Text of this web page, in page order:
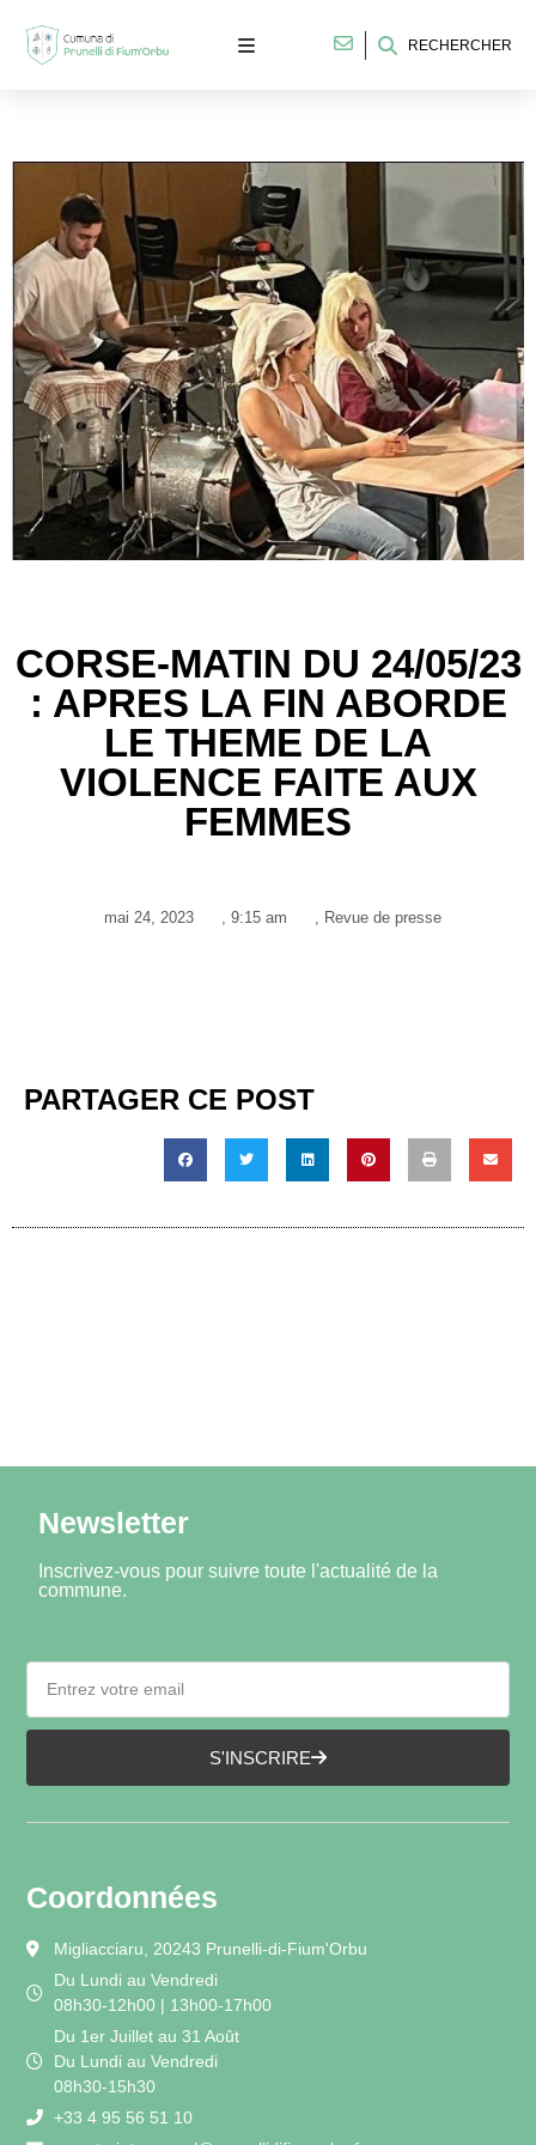
RECHERCHER
CORSE-MATIN DU 24/05/23
: APRES LA FIN ABORDE
LE THEME DE LA
VIOLENCE FAITE AUX
FEMMES
mai 24, 2023 9:15 am Revue de presse
PARTAGER CE POST
Newsletter
Inscrivez-vous pour suivre toute l'actualité de la
commune.
S'INSCRIRE
Coordonnées
Migliacciaru, 20243 Prunelli-di-Fium'Orbu
Du Lundi au Vendredi
08h30-12h00 | 13h00-17h00
Du 1er Juillet au 31 Août
Du Lundi au Vendredi
08h30-15h30
+33 4 95 56 51 10